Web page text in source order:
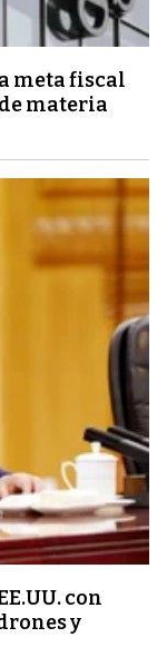
meta fiscal
materia
con
y